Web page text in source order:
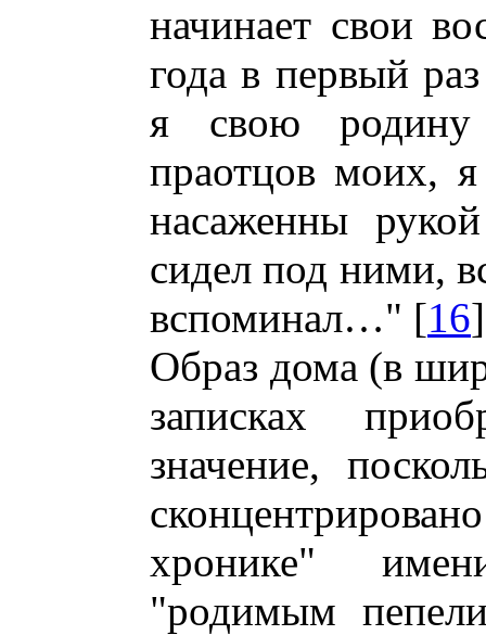
начинает свои
года в первый
я свою
праотцов моих,
насаженны
сидел под ними,
вспоминал…" [16
Образ дома (в
записках
значение,
хронике"
"родимым